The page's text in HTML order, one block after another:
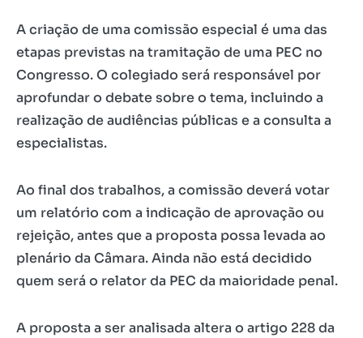
A criação de uma comissão especial é uma das
etapas previstas na tramitação de uma PEC no
Congresso. O colegiado será responsável por
aprofundar o debate sobre o tema, incluindo a
realização de audiências públicas e a consulta a
especialistas.
Ao final dos trabalhos, a comissão deverá votar
um relatório com a indicação de aprovação ou
rejeição, antes que a proposta possa levada ao
plenário da Câmara. Ainda não está decidido
quem será o relator da PEC da maioridade penal.
A proposta a ser analisada altera o artigo 228 da